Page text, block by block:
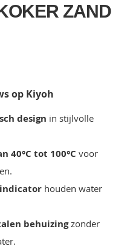
ZAND
op Kiyoh
design in stijlvolle
40°C tot 100°C voor
houden water
behuizingzonder